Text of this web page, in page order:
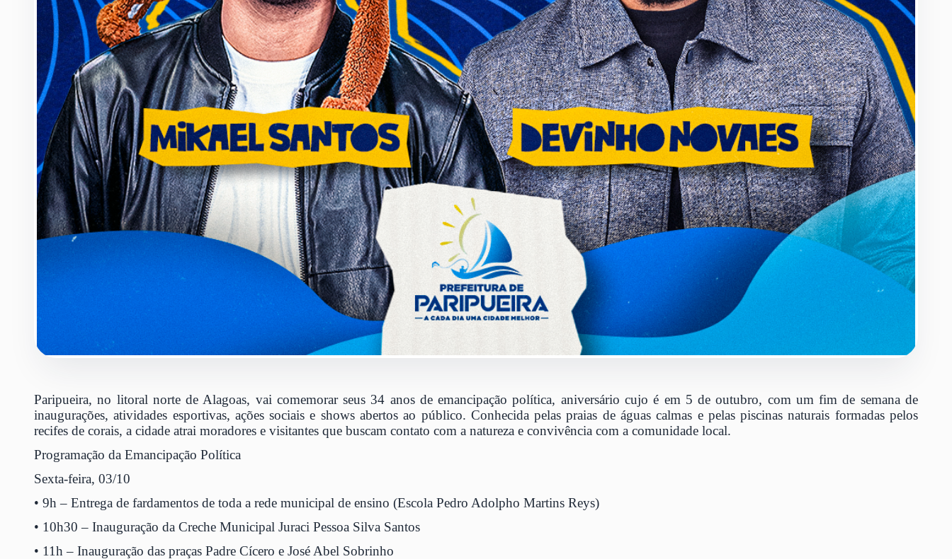
Paripueira, no litoral norte de Alagoas, vai comemorar seus 34 anos de emancipação política, aniversário cujo é em 5 de outubro, com um fim de semana de
inaugurações, atividades esportivas, ações sociais e shows abertos ao público. Conhecida pelas praias de águas calmas e pelas piscinas naturais formadas pelos
recifes de corais, a cidade atrai moradores e visitantes que buscam contato com a natureza e convivência com a comunidade local.
Programação da Emancipação Política
Sexta-feira, 03/10
• 9h – Entrega de fardamentos de toda a rede municipal de ensino (Escola Pedro Adolpho Martins Reys)
• 10h30 – Inauguração da Creche Municipal Juraci Pessoa Silva Santos
• 11h – Inauguração das praças Padre Cícero e José Abel Sobrinho